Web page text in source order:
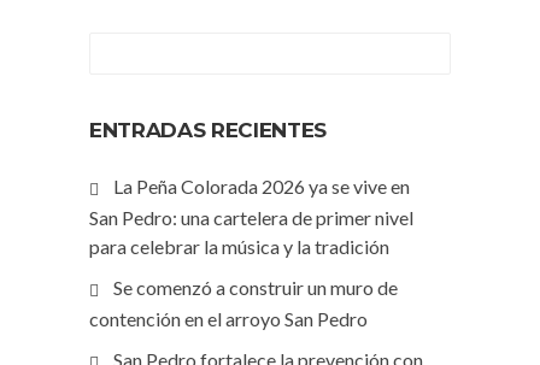
ENTRADAS RECIENTES
La Peña Colorada 2026 ya se vive en
San Pedro: una cartelera de primer nivel
para celebrar la música y la tradición
Se comenzó a construir un muro de
contención en el arroyo San Pedro
San Pedro fortalece la prevención con